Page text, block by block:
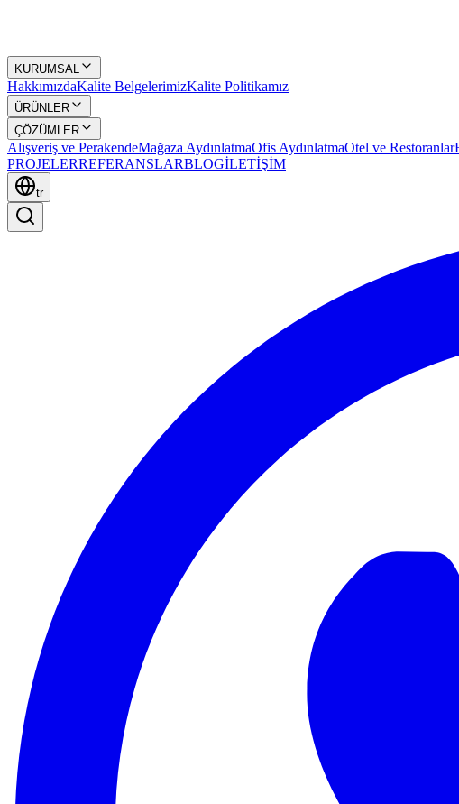
KURUMSAL
HakkımızdaKalite BelgelerimizKalite Politikamız
ÜRÜNLER
ÇÖZÜMLER
Alışveriş ve PerakendeMağaza AydınlatmaOfis AydınlatmaOtel ve Restoranlar
PROJELERREFERANSLARBLOGİLETİŞİM
tr